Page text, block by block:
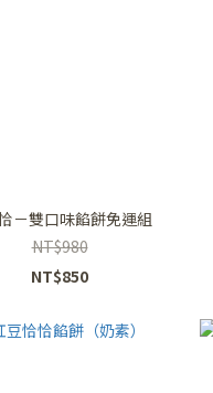
－雙口味餡餅免運組
NT$980
NT$850